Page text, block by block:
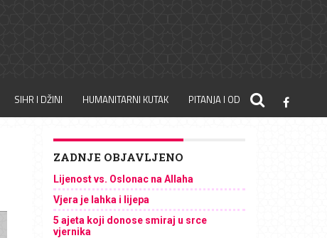
SIHR I DŽINI HUMANITARNI KUTAK PITANJA I ODGOVORI
ZADNJE OBJAVLJENO
Lijenost vs. Oslonac na Allaha
Vjera je lahka i lijepa
5 ajeta koji donose smiraj u srce
vjernika